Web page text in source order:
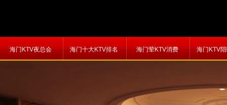
海门KTV夜总会 海门十大KTV排名 海门荤KTV消费 海门KTV